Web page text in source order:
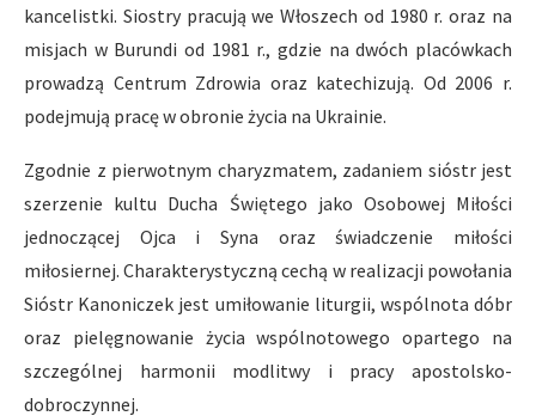
kancelistki. Siostry pracują we Włoszech od 1980 r. oraz na
misjach w Burundi od 1981 r., gdzie na dwóch placówkach
prowadzą Centrum Zdrowia oraz katechizują. Od 2006 r.
podejmują pracę w obronie życia na Ukrainie.
Zgodnie z pierwotnym charyzmatem, zadaniem sióstr jest
szerzenie kultu Ducha Świętego jako Osobowej Miłości
jednoczącej Ojca i Syna oraz świadczenie miłości
miłosiernej. Charakterystyczną cechą w realizacji powołania
Sióstr Kanoniczek jest umiłowanie liturgii, wspólnota dóbr
oraz pielęgnowanie życia wspólnotowego opartego na
szczególnej harmonii modlitwy i pracy apostolsko-
dobroczynnej.